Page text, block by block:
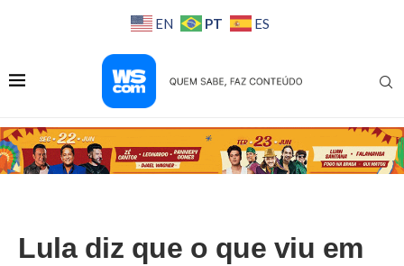
EN PT ES
Lula diz que o que viu em